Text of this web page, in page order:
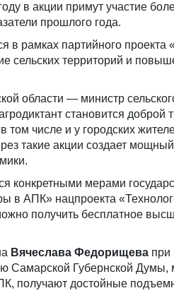
в акции примут участие
прошлого года.
в рамках партийного проекта
сельских территорий и
области — министр
становится доброй
числе и у городских
такие акции создает
конкретными мерами
в АПК» нацпроекта
получить бесплатное
Вячеслава Федорищева при
Самарской Губернской
получают достойные